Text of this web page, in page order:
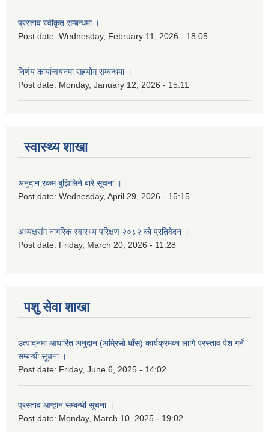
प्रस्ताव स्वीकृत सम्बन्धमा ।
Post date: Wednesday, February 11, 2026 - 18:05
निर्णय कार्यान्वयनमा सहयोग सम्बन्धमा ।
Post date: Monday, January 12, 2026 - 15:11
स्वास्थ्य शाखा
अनुदान रकम बुझिलिने बारे सूचना ।
Post date: Wednesday, April 29, 2026 - 15:15
अध्यक्षसंग नागरिक स्वास्थ्य परिक्षण २०८२ को प्रतिवेदन ।
Post date: Friday, March 20, 2026 - 11:28
पशु सेवा शाखा
उत्पादनमा आधारित अनुदान (अम्रिसो घाँस) कार्यक्रमका लागि प्रस्ताव पेश गर्ने
सम्बन्धी सूचना ।
Post date: Friday, June 6, 2025 - 14:02
प्रस्ताव आप्हान सम्बन्धी सूचना ।
Post date: Monday, March 10, 2025 - 19:02